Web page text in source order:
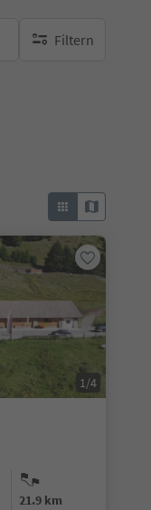
Filtern
keine aktiven Filte
1/4
21.9 km